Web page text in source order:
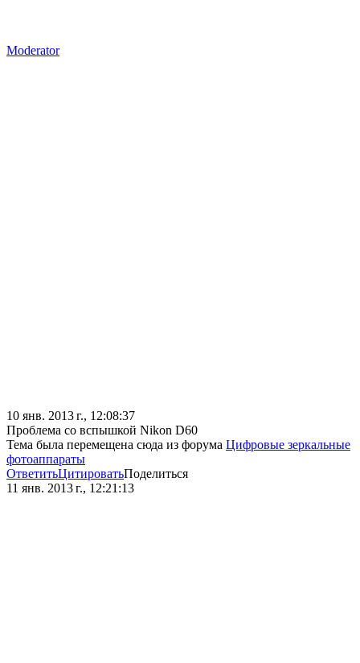
Moderator
10 янв. 2013 г., 12:08:37
Проблема со вспышкой Nikon D60
Тема была перемещена сюда из форума Цифровые зеркальные
фотоаппараты
ОтветитьЦитироватьПоделиться
11 янв. 2013 г., 12:21:13